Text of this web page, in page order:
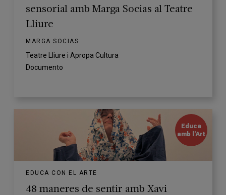
sensorial amb Marga Socias al Teatre
Lliure
MARGA SOCIAS
Teatre Lliure i Apropa Cultura
Documento
Educa
amb l'Art
EDUCA CON EL ARTE
48 maneres de sentir amb Xavi